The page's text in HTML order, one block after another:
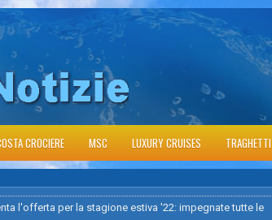
CROCIERE MSC LUXURY CRUISES TRAGHETTI
l'offerta per la stagione estiva '22: impegnate tutte le